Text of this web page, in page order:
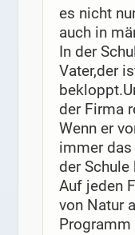
es nicht
auch in
In der
Vater,der
der Firma
Wenn er
immer das
der Schule
Auf jeden
von Natur